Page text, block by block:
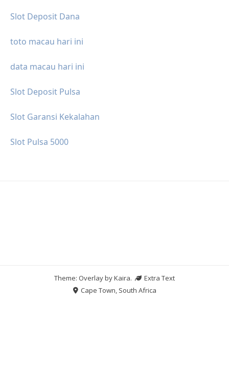
Slot Deposit Dana
toto macau hari ini
data macau hari ini
Slot Deposit Pulsa
Slot Garansi Kekalahan
Slot Pulsa 5000
Theme: Overlay byKaira.
Extra Text
Cape Town, South Africa